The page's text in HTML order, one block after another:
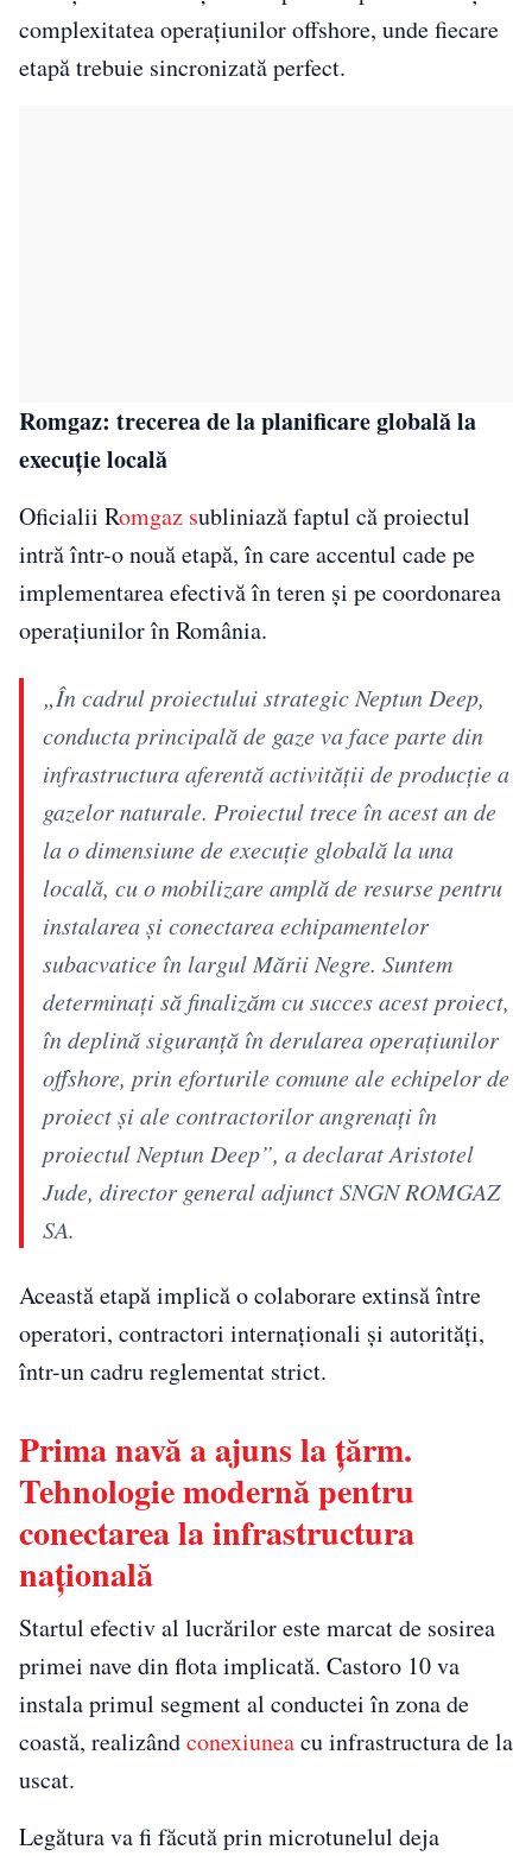
complexitatea operațiunilor offshore, unde fiecare
etapă trebuie sincronizată perfect.
Romgaz: trecerea de la planificare globală la
execuție locală
Oficialii Romgaz subliniază faptul că proiectul
intră într-o nouă etapă, în care accentul cade pe
implementarea efectivă în teren și pe coordonarea
operațiunilor în România.
„În cadrul proiectului strategic Neptun Deep,
conducta principală de gaze va face parte din
infrastructura aferentă activității de producție a
gazelor naturale. Proiectul trece în acest an de
la o dimensiune de execuție globală la una
locală, cu o mobilizare amplă de resurse pentru
instalarea și conectarea echipamentelor
subacvatice în largul Mării Negre. Suntem
determinați să finalizăm cu succes acest proiect,
în deplină siguranță în derularea operațiunilor
offshore, prin eforturile comune ale echipelor de
proiect și ale contractorilor angrenați în
proiectul Neptun Deep”, a declarat Aristotel
Jude, director general adjunct SNGN ROMGAZ
SA.
Această etapă implică o colaborare extinsă între
operatori, contractori internaționali și autorități,
într-un cadru reglementat strict.
Prima navă a ajuns la țărm.
Tehnologie modernă pentru
conectarea la infrastructura
națională
Startul efectiv al lucrărilor este marcat de sosirea
primei nave din flota implicată. Castoro 10 va
instala primul segment al conductei în zona de
coastă, realizândconexiuneacu infrastructura de la
uscat.
Legătura va fi făcută prin microtunelul deja